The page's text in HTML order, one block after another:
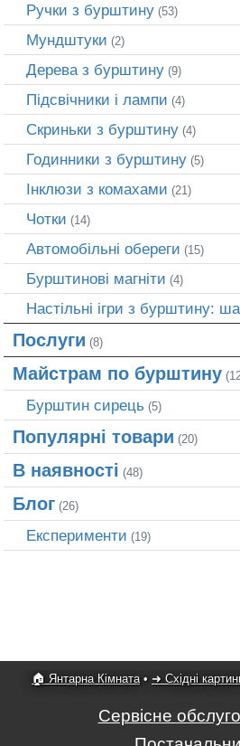
Ручки з бурштину (53)
Мундштуки (2)
Дерева з бурштину (9)
Підсвічники і лампи (4)
Скриньки з бурштину (4)
Годинники з бурштину (5)
Інклюзи з комахами (21)
Чотки (14)
Автомобільні обереги (15)
Бурштинові магніти (4)
Настільні ігри з бурштину:
Послуги (8)
Майстрам по бурштину
Бурштин сирець (5)
Популярні товари (20)
В наявності (48)
Блог (26)
Експерименти (19)
🏠 Янтарна Кімната• ➜ Східні
Сервісне